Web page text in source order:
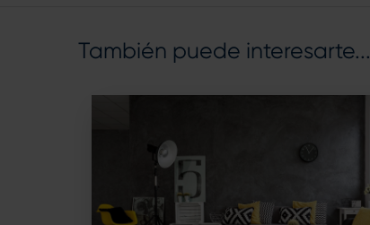
También puede interesarte...